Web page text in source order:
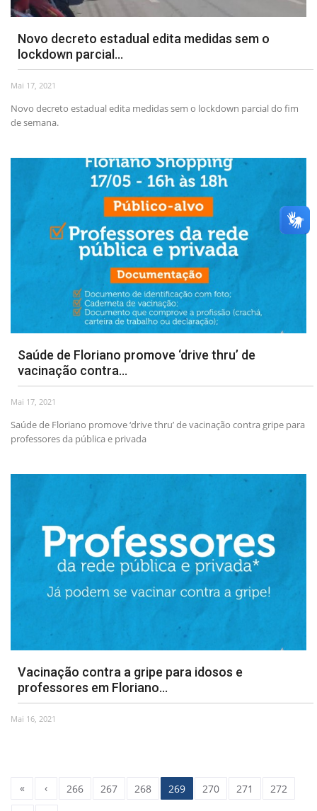
Novo decreto estadual edita medidas sem o
lockdown parcial...
Mai 17, 2021
Novo decreto estadual edita medidas sem o lockdown parcial do fim
de semana.
Saúde de Floriano promove ‘drive thru’ de
vacinação contra...
Mai 17, 2021
Saúde de Floriano promove ‘drive thru’ de vacinação contra gripe para
professores da pública e privada
Vacinação contra a gripe para idosos e
professores em Floriano...
Mai 16, 2021
« ‹ 266 267 268 269 270 271
272